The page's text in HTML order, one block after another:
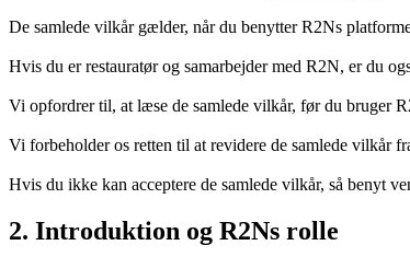
De samlede vilkår gælder, når du benytter R2Ns
Hvis du er restauratør og samarbejder med R2N, er du
Vi opfordrer til, at læse de samlede vilkår, før du bruger
Vi forbeholder os retten til at revidere de samlede vilkår
Hvis du ikke kan acceptere de samlede vilkår, så benyt
2. Introduktion og R2Ns rolle